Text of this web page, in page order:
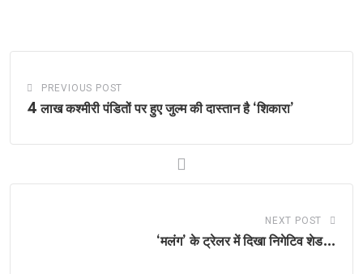
PREVIOUS POST
4 लाख कश्मीरी पंडितों पर हुए जुल्म की दास्तान है ‘शिकारा’
NEXT POST
‘मलंग’ के ट्रेलर में दिखा निगेटिव शेड…